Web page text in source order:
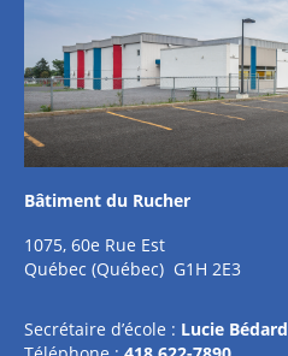
Bâtiment du Rucher
1075, 60e Rue Est
Québec (Québec) G1H 2E3
Secrétaire d’école : Lucie Bédard